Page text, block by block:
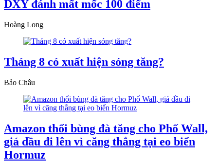
DXY đánh mất mốc 100 điểm
Hoàng Long
Tháng 8 có xuất hiện sóng tăng?
Bảo Châu
Amazon thổi bùng đà tăng cho Phố Wall,
giá dầu đi lên vì căng thẳng tại eo biển
Hormuz